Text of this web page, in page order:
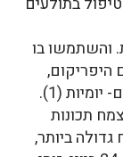
והשתמשו בו
מכאן השם היפריקום,
(1).
תכונות
ביותר,